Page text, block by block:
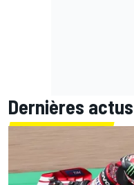
Dernières actus